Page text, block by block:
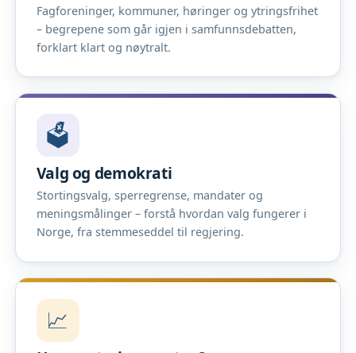
Fagforeninger, kommuner, høringer og ytringsfrihet
– begrepene som går igjen i samfunnsdebatten,
forklart klart og nøytralt.
🗳️
Valg og demokrati
Stortingsvalg, sperregrense, mandater og
meningsmålinger – forstå hvordan valg fungerer i
Norge, fra stemmeseddel til regjering.
📈